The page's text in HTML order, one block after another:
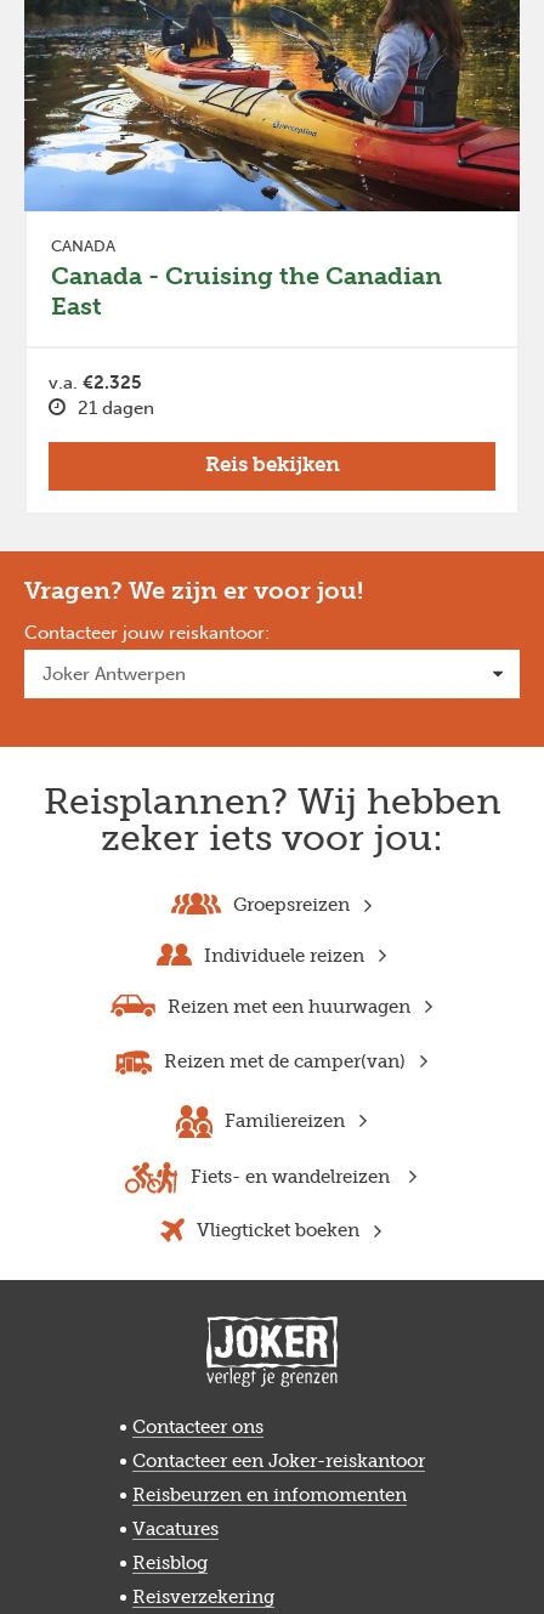
CANADA
Canada - Cruising the Canadian
East
v.a. €2.325
21 dagen
Reis bekijken
Vragen? We zijn er voor jou!
Contacteer jouw reiskantoor:
Reisplannen? Wij hebben
zeker iets voor jou:
Groepsreizen
Individuele reizen
Reizen met een huurwagen
Reizen met de camper(van)
Familiereizen
Fiets- en wandelreizen
Vliegticket boeken
Contacteer ons
Contacteer een Joker-reiskantoor
Reisbeurzen en infomomenten
Vacatures
Reisblog
Reisverzekering